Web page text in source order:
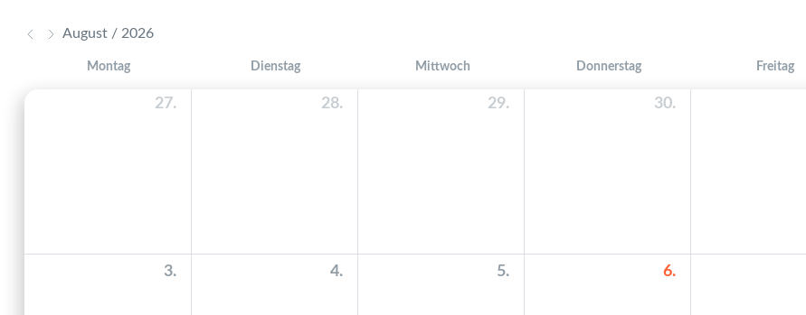
August / 2026
Montag Dienstag Mittwoch Donnerstag Freitag
27. 28. 29. 30.
3. 4. 5. 6.